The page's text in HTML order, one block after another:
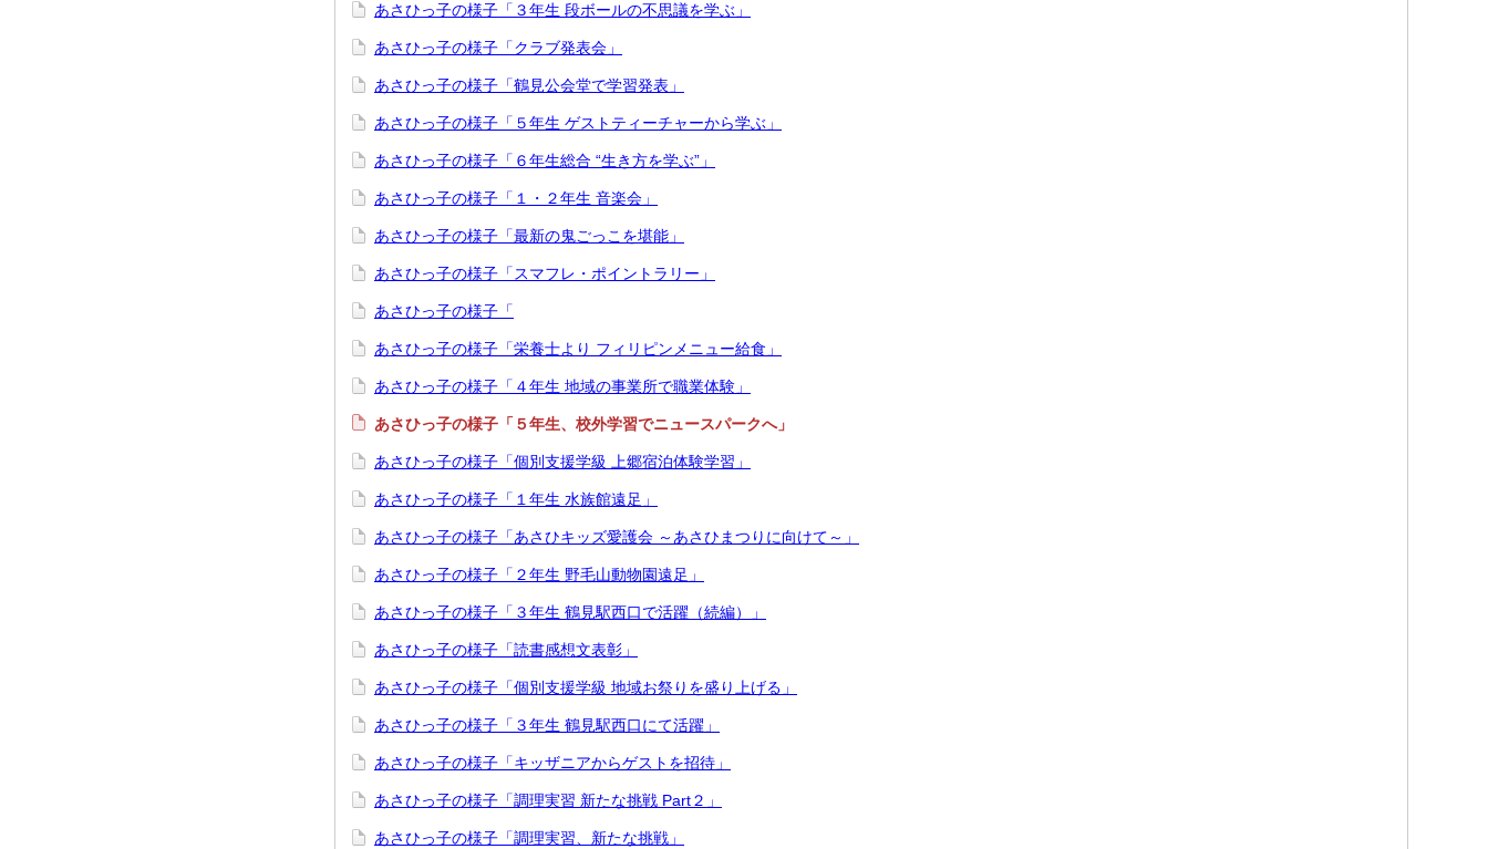
あさひっ子の様子「３年生 段ボールの不思議を学ぶ」
あさひっ子の様子「クラブ発表会」
あさひっ子の様子「鶴見公会堂で学習発表」
あさひっ子の様子「５年生 ゲストティーチャーから学ぶ」
あさひっ子の様子「６年生総合 “生き方を学ぶ”」
あさひっ子の様子「１・２年生 音楽会」
あさひっ子の様子「最新の鬼ごっこを堪能」
あさひっ子の様子「スマフレ・ポイントラリー」
あさひっ子の様子「
あさひっ子の様子「栄養士より フィリピンメニュー給食」
あさひっ子の様子「４年生 地域の事業所で職業体験」
あさひっ子の様子「５年生、校外学習でニュースパークへ」
あさひっ子の様子「個別支援学級 上郷宿泊体験学習」
あさひっ子の様子「１年生 水族館遠足」
あさひっ子の様子「あさひキッズ愛護会 ～あさひまつりに向けて～」
あさひっ子の様子「２年生 野毛山動物園遠足」
あさひっ子の様子「３年生 鶴見駅西口で活躍（続編）」
あさひっ子の様子「読書感想文表彰」
あさひっ子の様子「個別支援学級 地域お祭りを盛り上げる」
あさひっ子の様子「３年生 鶴見駅西口にて活躍」
あさひっ子の様子「キッザニアからゲストを招待」
あさひっ子の様子「調理実習 新たな挑戦 Part２」
あさひっ子の様子「調理実習、新たな挑戦」